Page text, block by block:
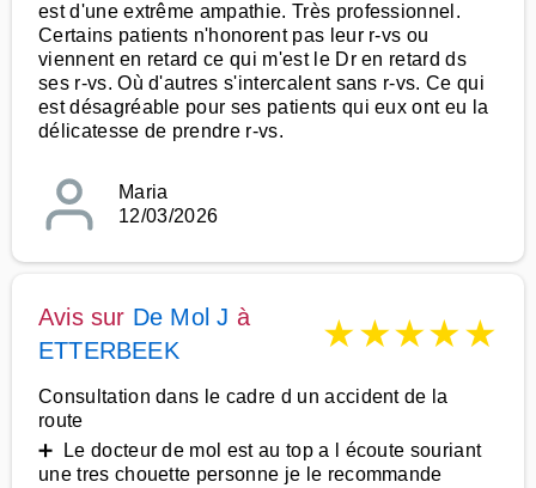
est d'une extrême ampathie. Très professionnel.
Certains patients n'honorent pas leur r-vs ou
viennent en retard ce qui m'est le Dr en retard ds
ses r-vs. Où d'autres s'intercalent sans r-vs. Ce qui
est désagréable pour ses patients qui eux ont eu la
délicatesse de prendre r-vs.
Maria
12/03/2026
Avis sur De Mol J à
ETTERBEEK
★★★★★
Consultation dans le cadre d un accident de la
route
➕ Le docteur de mol est au top a l écoute souriant
une tres chouette personne je le recommande